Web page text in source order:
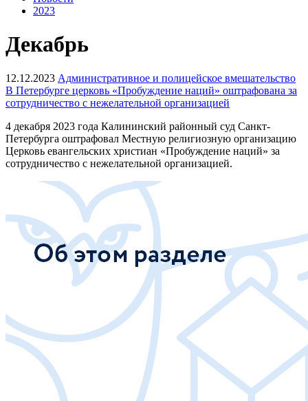
2023
Декабрь
12.12.2023 Административное и полицейское вмешательство
В Петербурге церковь «Пробуждение наций» оштрафована за
сотрудничество с нежелательной организацией
4 декабря 2023 года Калининский районный суд Санкт-
Петербурга оштрафовал Местную религиозную организацию
Церковь евангельских христиан «Пробуждение наций» за
сотрудничество с нежелательной организацией.